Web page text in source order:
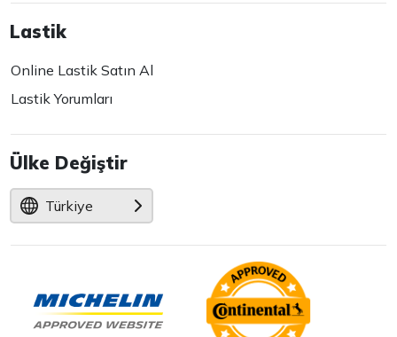
Lastik
Online Lastik Satın Al
Lastik Yorumları
Ülke Değiştir
Türkiye